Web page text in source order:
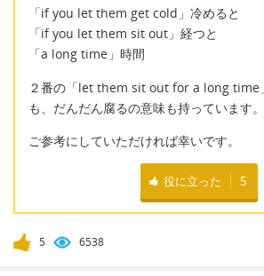
「if you let them get cold」冷めると
「if you let them sit out」経つと
「a long time」時間
２番の「let them sit out for a long time
も、だんだん腐るの意味も持っています。
ご参考にしていただければ幸いです。
役に立った 5
5 6538